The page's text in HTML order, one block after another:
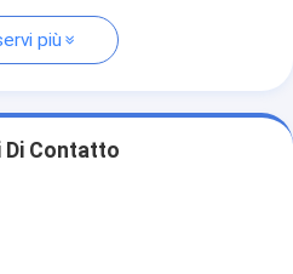
più
Di Contatto